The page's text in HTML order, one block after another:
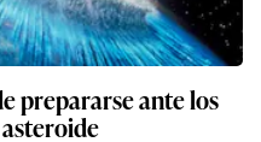
prepararse ante los